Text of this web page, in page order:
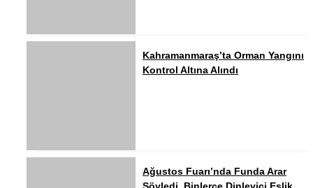
Kahramanmaraş’ta Orman Yangını
Kontrol Altına Alındı
Ağustos Fuarı’nda Funda Arar